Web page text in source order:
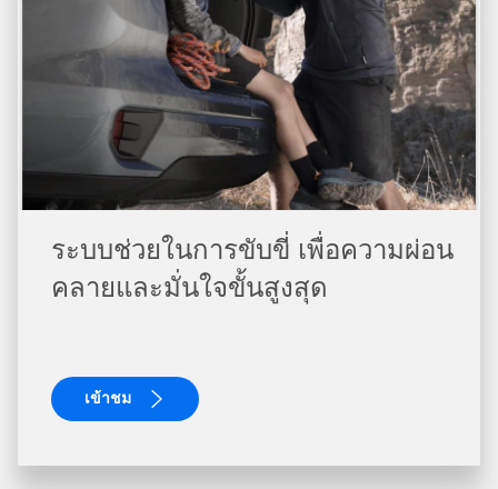
ระบบช่วยในการขับขี่ เพื่อความผ่อน
คลายและมั่นใจขั้นสูงสุด
เข้าชม